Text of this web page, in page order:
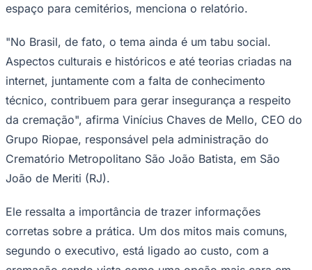
espaço para cemitérios, menciona o relatório.
"No Brasil, de fato, o tema ainda é um tabu social.
Aspectos culturais e históricos e até teorias criadas na
internet, juntamente com a falta de conhecimento
técnico, contribuem para gerar insegurança a respeito
da cremação", afirma Vinícius Chaves de Mello, CEO do
Grupo Riopae, responsável pela administração do
Crematório Metropolitano São João Batista, em São
João de Meriti (RJ).
Ele ressalta a importância de trazer informações
corretas sobre a prática. Um dos mitos mais comuns,
segundo o executivo, está ligado ao custo, com a